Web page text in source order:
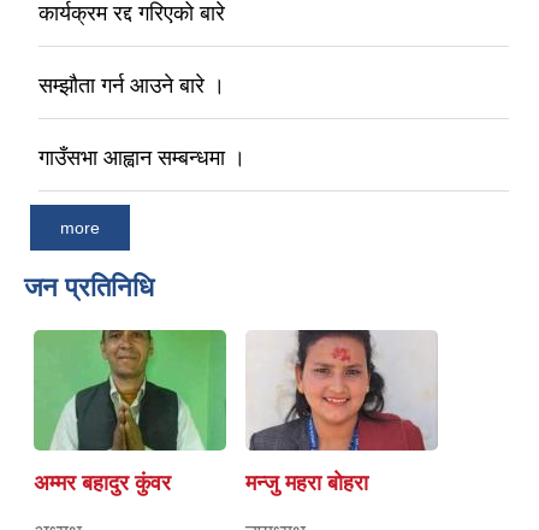
कार्यक्रम रद्द गरिएको बारे
सम्झौता गर्न आउने बारे ।
गाउँसभा आह्वान सम्बन्धमा ।
more
जन प्रतिनिधि
अम्मर बहादुर कुंवर मन्जु महरा बाेहरा